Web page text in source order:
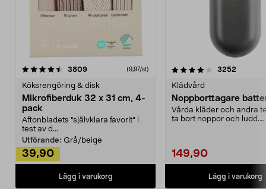
3809recensioner (9,97/st)
Köksrengöring & disk
Mikrofiberduk 32 x 31 cm, 4-
pack
Aftonbladets "självklara favorit” i
test av d...
Utförande: Grå/beige
39,90
Lägg i varukorg
4.0av 5 stjärnor 3252
Klädvård
Noppborttagare
Vårda kläder och andra
ta bort noppor och ludd.
149,90
Lägg i varukorg
4.5av 5 stjärnor